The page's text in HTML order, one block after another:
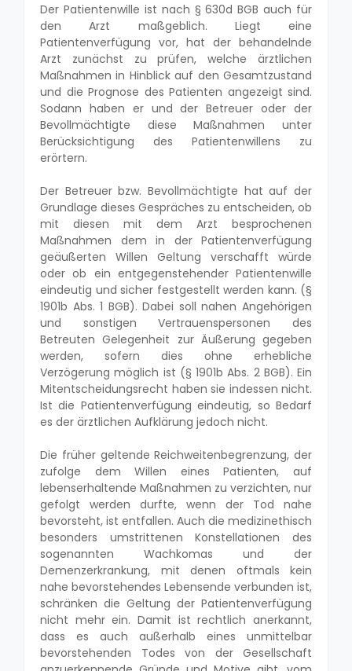
Der Patientenwille ist nach § 630d BGB auch für
den Arzt maßgeblich. Liegt eine
Patientenverfügung vor, hat der behandelnde
Arzt zunächst zu prüfen, welche ärztlichen
Maßnahmen in Hinblick auf den Gesamtzustand
und die Prognose des Patienten angezeigt sind.
Sodann haben er und der Betreuer oder der
Bevollmächtigte diese Maßnahmen unter
Berücksichtigung des Patientenwillens zu
erörtern.
Der Betreuer bzw. Bevollmächtigte hat auf der
Grundlage dieses Gespräches zu entscheiden, ob
mit diesen mit dem Arzt besprochenen
Maßnahmen dem in der Patientenverfügung
geäußerten Willen Geltung verschafft würde
oder ob ein entgegenstehender Patientenwille
eindeutig und sicher festgestellt werden kann. (§
1901b Abs. 1 BGB). Dabei soll nahen Angehörigen
und sonstigen Vertrauenspersonen des
Betreuten Gelegenheit zur Äußerung gegeben
werden, sofern dies ohne erhebliche
Verzögerung möglich ist (§ 1901b Abs. 2 BGB). Ein
Mitentscheidungsrecht haben sie indessen nicht.
Ist die Patientenverfügung eindeutig, so Bedarf
es der ärztlichen Aufklärung jedoch nicht.
Die früher geltende Reichweitenbegrenzung, der
zufolge dem Willen eines Patienten, auf
lebenserhaltende Maßnahmen zu verzichten, nur
gefolgt werden durfte, wenn der Tod nahe
bevorsteht, ist entfallen. Auch die medizinethisch
besonders umstrittenen Konstellationen des
sogenannten Wachkomas und der
Demenzerkrankung, mit denen oftmals kein
nahe bevorstehendes Lebensende verbunden ist,
schränken die Geltung der Patientenverfügung
nicht mehr ein. Damit ist rechtlich anerkannt,
dass es auch außerhalb eines unmittelbar
bevorstehenden Todes von der Gesellschaft